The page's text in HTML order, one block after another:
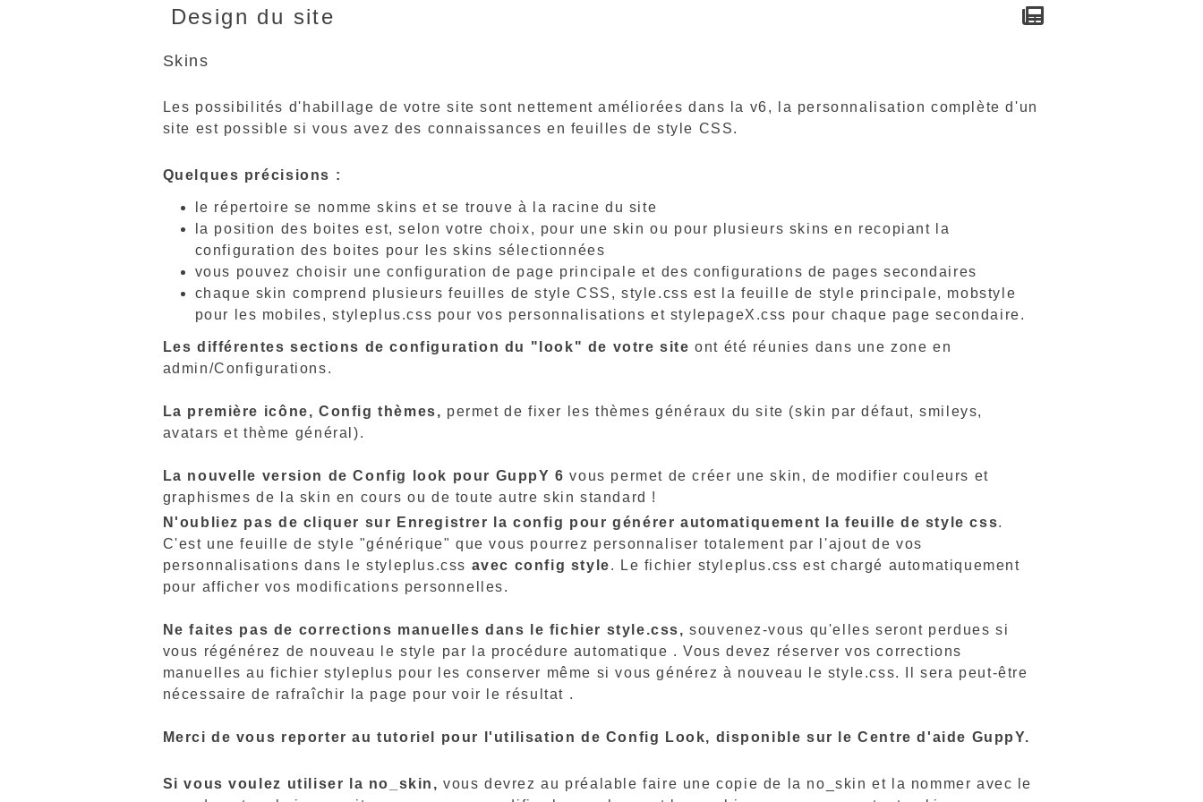
Design du site
Skins
Les possibilités d'habillage de votre site sont nettement améliorées dans la v6, la personnalisation complète d'un
site est possible si vous avez des connaissances en feuilles de style CSS.
Quelques précisions :
le répertoire se nomme skins et se trouve à la racine du site
la position des boites est, selon votre choix, pour une skin ou pour plusieurs skins en recopiant la
configuration des boites pour les skins sélectionnées
vous pouvez choisir une configuration de page principale et des configurations de pages secondaires
chaque skin comprend plusieurs feuilles de style CSS, style.css est la feuille de style principale, mobstyle
pour les mobiles, styleplus.css pour vos personnalisations et stylepageX.css pour chaque page secondaire.
Les différentes sections de configuration du "look" de votre site ont été réunies dans une zone en
admin/Configurations.
La première icône, Config thèmes, permet de fixer les thèmes généraux du site (skin par défaut, smileys,
avatars et thème général).
La nouvelle version de Config look pour GuppY 6 vous permet de créer une skin, de modifier couleurs et
graphismes de la skin en cours ou de toute autre skin standard !
N'oubliez pas de cliquer sur Enregistrer la config pour générer automatiquement la feuille de style css.
C'est une feuille de style "générique" que vous pourrez personnaliser totalement par l'ajout de vos
personnalisations dans le styleplus.css avec config style. Le fichier styleplus.css est chargé automatiquement
pour afficher vos modifications personnelles.
Ne faites pas de corrections manuelles dans le fichier style.css, souvenez-vous qu'elles seront perdues si
vous régénérez de nouveau le style par la procédure automatique . Vous devez réserver vos corrections
manuelles au fichier styleplus pour les conserver même si vous générez à nouveau le style.css. Il sera peut-être
nécessaire de rafraîchir la page pour voir le résultat .
Merci de vous reporter au tutoriel pour l'utilisation de Config Look, disponible sur le Centre d'aide GuppY.
Si vous voulez utiliser la no_skin, vous devrez au préalable faire une copie de la no_skin et la nommer avec le